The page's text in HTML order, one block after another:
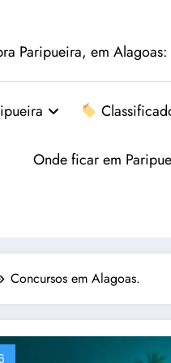
Paripueira, em
Onde ficar em
Concursos em Alagoas.